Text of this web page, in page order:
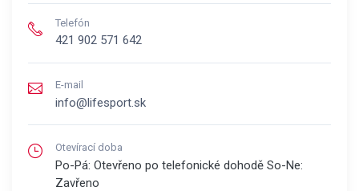
Telefón
421 902 571 642
E-mail
info@lifesport.sk
Otevírací doba
Po-Pá: Otevřeno po telefonické dohodě So-Ne:
Zavřeno